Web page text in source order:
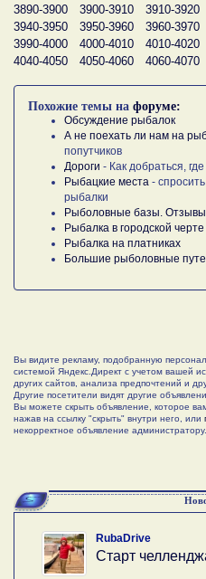
3890-3900
3900-3910 3910-3920
3940-3950
3950-3960 3960-3970
3990-4000
4000-4010 4010-4020
4040-4050
4050-4060 4060-4070
Похожие темы на форуме:
Обсуждение рыбалок
А не поехать ли нам на
попутчиков
Дороги - Как добраться,
Рыбацкие места -
рыбалки
Рыболовные базы. Отзывы.
Рыбалка в городской черте
Рыбалка на платниках
Большие рыболовные
Вы видите рекламу, подобранную
системой Яндекс.Директ с учетом вашей
других сайтов, анализа предпочтений и
Другие посетители видят другие
Вы можете скрыть объявление, которое
нажав на ссылку "скрыть" внутри него, или
некорректное объявление администратору.
RubaDrive
Старт